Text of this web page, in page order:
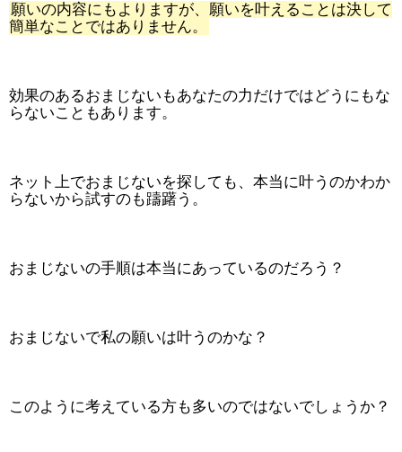
願いの内容にもよりますが、願いを叶えることは決して
簡単なことではありません。
効果のあるおまじないもあなたの力だけではどうにもな
らないこともあります。
ネット上でおまじないを探しても、本当に叶うのかわか
らないから試すのも躊躇う。
おまじないの手順は本当にあっているのだろう？
おまじないで私の願いは叶うのかな？
このように考えている方も多いのではないでしょうか？